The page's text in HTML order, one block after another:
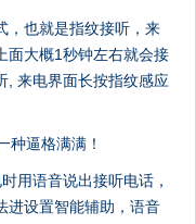
，也就是指纹接听，来
面大概1秒钟左右就会接
, 来电界面长按指纹感应
用语音说出接听电话，
进设置智能辅助，语音